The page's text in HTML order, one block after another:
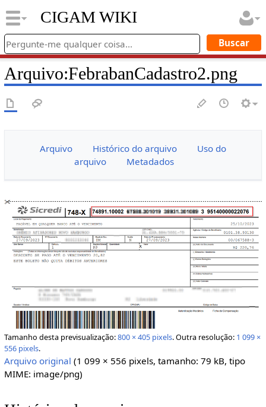
CIGAM WIKI
Arquivo:FebrabanCadastro2.png
Arquivo Histórico do arquivo
Uso do
arquivo
Metadados
Tamanho desta previsualização:800 × 405 pixels.Outra resolução: 1 099 ×
556 pixels.
Arquivo original (1 099 × 556 pixels, tamanho: 79 kB, tipo
MIME: image/png)